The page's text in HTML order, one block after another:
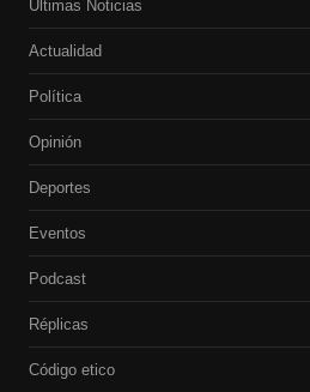
Últimas Noticias
Actualidad
Política
Opinión
Deportes
Eventos
Podcast
Réplicas
Código etico